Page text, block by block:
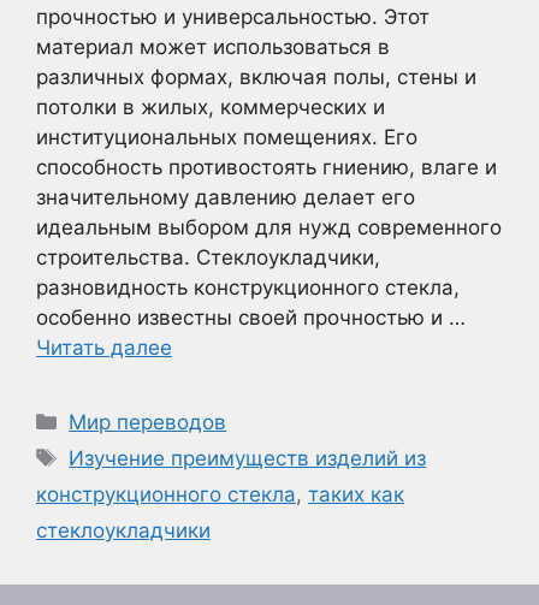
прочностью и универсальностью. Этот
материал может использоваться в
различных формах, включая полы, стены и
потолки в жилых, коммерческих и
институциональных помещениях. Его
способность противостоять гниению, влаге и
значительному давлению делает его
идеальным выбором для нужд современного
строительства. Стеклоукладчики,
разновидность конструкционного стекла,
особенно известны своей прочностью и …
Читать далее
Рубрики
Мир переводов
Метки
Изучение преимуществ изделий из
конструкционного стекла, таких как
стеклоукладчики